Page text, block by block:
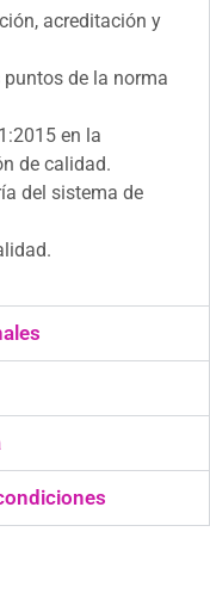
acreditación y
de la norma
en la
de calidad.
del sistema de